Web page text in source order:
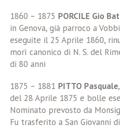
1860 – 1875 PORCILE Gio
in Genova, già parroco a
eseguite il 25 Aprile 1860,
morì canonico di N. S. del
di 80 anni
1875 – 1881 PITTO Pasquale
del 28 Aprile 1875 e bolle
Nominato prevosto da
Fu trasferito a San Giovanni